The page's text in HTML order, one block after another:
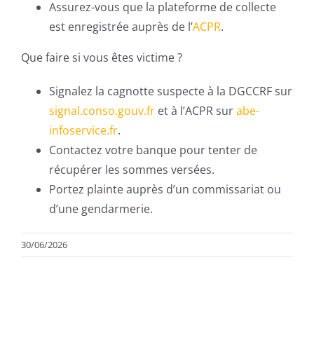
Assurez-vous que la plateforme de collecte
est enregistrée auprès de l’ACPR.
Que faire si vous êtes victime ?
Signalez la cagnotte suspecte à la DGCCRF sur
signal.conso.gouv.fr et à l’ACPR surabe-
infoservice.fr.
Contactez votre banque pour tenter de
récupérer les sommes versées.
Portez plainte auprès d’un commissariat ou
d’une gendarmerie.
30/06/2026